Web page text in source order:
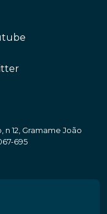
n 12, Gramame João
695